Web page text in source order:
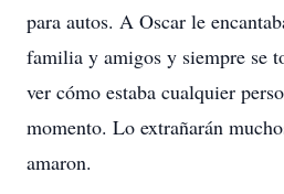
para autos. A Oscar le
familia y amigos y siempre se
ver cómo estaba cualquier
momento. Lo extrañarán
amaron.